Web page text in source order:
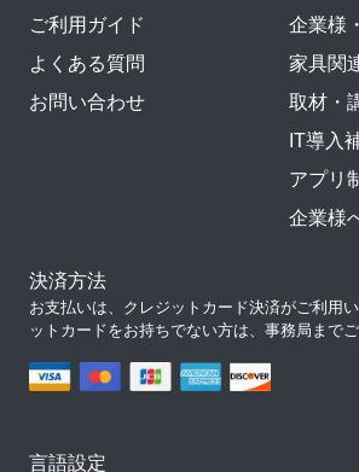
ご利用ガイド
よくある質問
お問い合わせ
企業様
家具関
取材・
IT導入
アプリ
企業様
決済方法
お支払いは、クレジットカード決済がご利用
ットカードをお持ちでない方は、事務局までご
言語設定